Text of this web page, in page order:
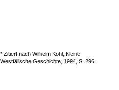
* Zitiert nach Wilhelm Kohl, Kleine
Westfälische Geschichte, 1994, S. 296